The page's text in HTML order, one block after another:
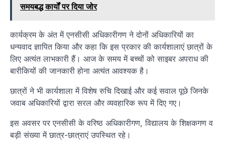
समयबद्ध कार्यों पर दिया जोर
कार्यक्रम के अंत में एनसीसी अधिकारीगण ने दोनों अधिकारियों का
धन्यवाद ज्ञापित किया और कहा कि इस प्रकार की कार्यशालाएं छात्रों के
लिए अत्यंत लाभकारी हैं। आज के समय में बच्चों को साइबर अपराध की
बारीकियों की जानकारी होना अत्यंत आवश्यक है।
छात्रों ने भी कार्यशाला में विशेष रुचि दिखाई और कई सवाल पूछे जिनके
जवाब अधिकारियों द्वारा सरल और व्यवहारिक रूप में दिए गए।
इस अवसर पर एनसीसी के वरिष्ठ अधिकारीगण, विद्यालय के शिक्षकगण व
बड़ी संख्या में छात्र-छात्राएं उपस्थित रहे।